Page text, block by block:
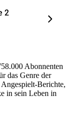
2
Abonnenten
das Genre der
Berichte,
in sein Leben in